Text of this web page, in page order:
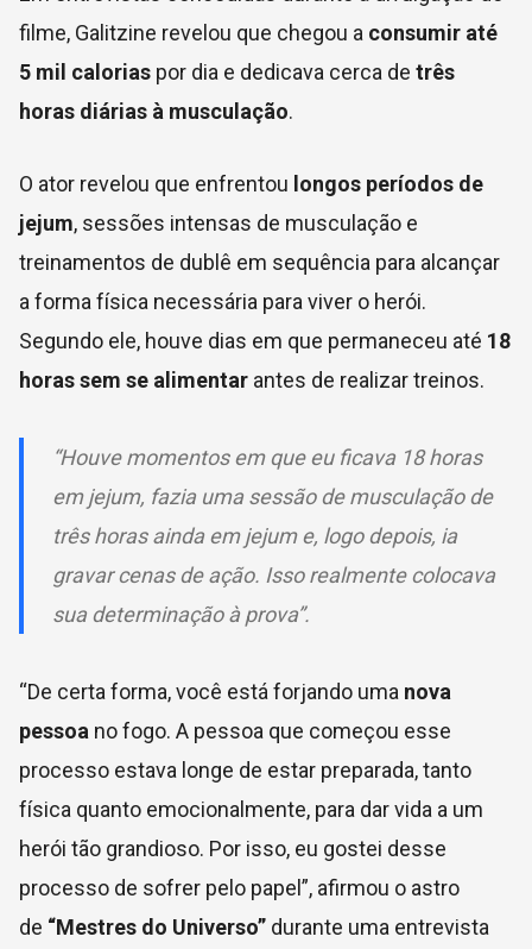
filme, Galitzine revelou que chegou a consumir até
5 mil calorias por dia e dedicava cerca de três
horas diárias à musculação.
O ator revelou que enfrentou longos períodos de
jejum, sessões intensas de musculação e
treinamentos de dublê em sequência para alcançar
a forma física necessária para viver o herói.
Segundo ele, houve dias em que permaneceu até 18
horas sem se alimentar antes de realizar treinos.
“Houve momentos em que eu ficava 18 horas
em jejum, fazia uma sessão de musculação de
três horas ainda em jejum e, logo depois, ia
gravar cenas de ação. Isso realmente colocava
sua determinação à prova”.
“De certa forma, você está forjando uma nova
pessoa no fogo. A pessoa que começou esse
processo estava longe de estar preparada, tanto
física quanto emocionalmente, para dar vida a um
herói tão grandioso. Por isso, eu gostei desse
processo de sofrer pelo papel”, afirmou o astro
de “Mestres do Universo” durante uma entrevista